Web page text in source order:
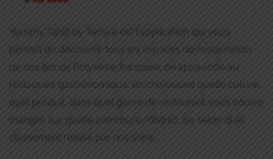
Yummy Tahiti by Tama’a est l'application qui vous
permet de découvrir tous les espaces de restauration
de nos îles de Polynésie française, de la roulotte au
restaurant gastronomique, en choisissant quelle cuisine,
quel produit, dans quel genre de restaurant vous voulez
manger, sur quelle commune/district, ou selon quel
classement réalisé par nos soins.